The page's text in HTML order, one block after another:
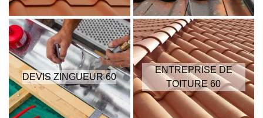
DEVIS ZINGUEUR 60
ENTREPRISE DE
TOITURE 60